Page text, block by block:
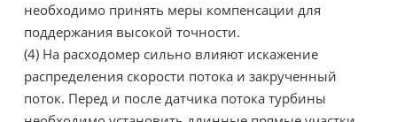
необходимо принять меры компенсации для
поддержания высокой точности.
(4) На расходомер сильно влияют искажение
распределения скорости потока и закрученный
поток. Перед и после датчика потока турбины